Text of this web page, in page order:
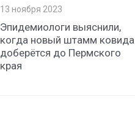
13 ноября 2023
Эпидемиологи выяснили,
когда новый штамм ковида
доберётся до Пермского
края